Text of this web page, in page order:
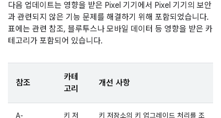
다음 업데이트는 영향을 받은 Pixel 기기에서 Pixel 기기의 보안
과 관련되지 않은 기능 문제를 해결하기 위해 포함되었습니다.
표에는 관련 참조, 블루투스나 모바일 데이터 등 영향을 받은 카
테고리가 포함되어 있습니다.
참조
카테
고리
개선 사항
A- 키 저 키 저장소의 키 업그레이드 처리를 조